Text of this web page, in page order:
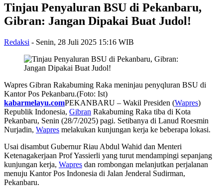
Tinjau Penyaluran BSU di Pekanbaru,
Gibran: Jangan Dipakai Buat Judol!
Redaksi - Senin, 28 Juli 2025 15:16 WIB
Wapres Gibran Rakabuming Raka meninjau penyqluran BSU di
Kantor Pos Pekanbaru.(Foto: Ist)
kabarmelayu.comPEKANBARU – Wakil Presiden (Wapres)
Republik Indonesia, Gibran Rakabuming Raka tiba di Kota
Pekanbaru, Senin (28/7/2025) pagi. Setibanya di Lanud Roesmin
Nurjadin, Wapres melakukan kunjungan kerja ke beberapa lokasi.
Usai disambut Gubernur Riau Abdul Wahid dan Menteri
Ketenagakerjaan Prof Yassierli yang turut mendampingi sepanjang
kunjungan kerja, Wapres dan rombongan melanjutkan perjalanan
menuju Kantor Pos Indonesia di Jalan Jenderal Sudirman,
Pekanbaru.